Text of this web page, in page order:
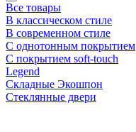
Все товары
В классическом стиле
В современном стиле
С однотонным покрытием
С покрытием soft-touch
Legend
Складные Экошпон
Стеклянные двери